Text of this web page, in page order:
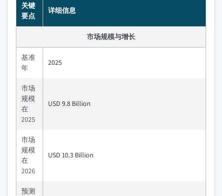
关键
要点
详细信息
市场规模与增长
基准
年
2025
市场
规模
在
2025
USD 9.8 Billion
市场
规模
在
2026
USD 10.3 Billion
预测